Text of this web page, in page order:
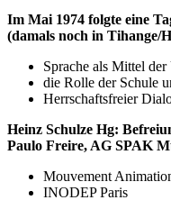
Im Mai 1974 folgte eine
(damals noch in Tihange/
Sprache als Mittel
die Rolle der Schule
Herrschaftsfreier
Heinz Schulze Hg:
Paulo Freire, AG SPAK
Mouvement
INODEP Paris